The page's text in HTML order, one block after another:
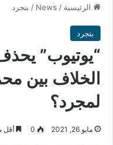
الرئيسية /
News
/ بتجرد
بتجرد
“يوتيوب”
الخلاف بين
لمجرد؟
مايو 26, 2021 0 أقل